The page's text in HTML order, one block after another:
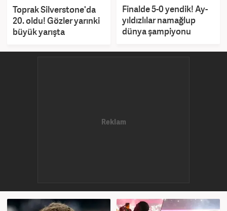
Toprak Silverstone'da
20. oldu! Gözler yarınki
büyük yarışta
Finalde 5-0 yendik! Ay-
yıldızlılar namağlup
dünya şampiyonu